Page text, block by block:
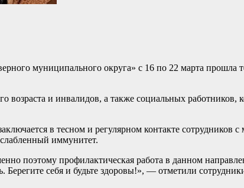
муниципального округа» с 16 по 22 марта прошла
и инвалидов, а также социальных работников,
в тесном и регулярном контакте сотрудников
иммунитет.
поэтому профилактическая работа в данном
себя и будьте здоровы!», — отметили